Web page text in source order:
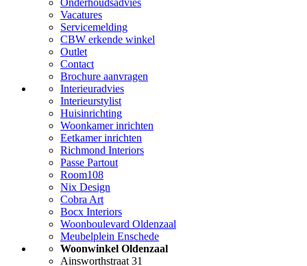
Onderhoudsadvies
Vacatures
Servicemelding
CBW erkende winkel
Outlet
Contact
Brochure aanvragen
Interieuradvies
Interieurstylist
Huisinrichting
Woonkamer inrichten
Eetkamer inrichten
Richmond Interiors
Passe Partout
Room108
Nix Design
Cobra Art
Bocx Interiors
Woonboulevard Oldenzaal
Meubelplein Enschede
Woonwinkel Oldenzaal
Ainsworthstraat 31